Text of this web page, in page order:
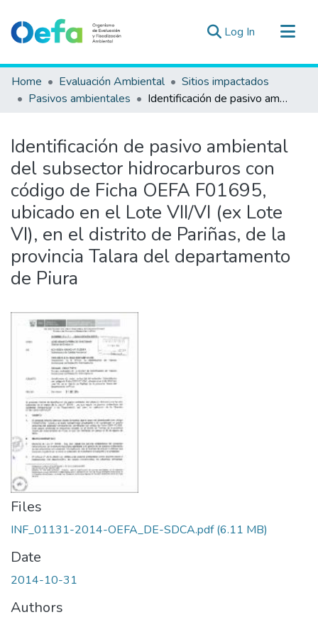
Log In (current)
Communities & Collections
All of DSpace
Estad. Externas
Guias ▾
Home Evaluación Ambiental
Sitios impactados
Pasivos ambientales
Identificación de pasivo ambiental del subsector hidrocarburos con código de Ficha OEFA F01695, ubicado en el Lote VII/VI (ex Lote VI), en el distrito de Pariñas, de la provincia Talara del departamento de Piura
Identificación de pasivo ambiental
del subsector hidrocarburos con
código de Ficha OEFA F01695,
ubicado en el Lote VII/VI (ex Lote
VI), en el distrito de Pariñas, de la
provincia Talara del departamento
de Piura
Files
INF_01131-2014-OEFA_DE-SDCA.pdf(6.11 MB)
Date
2014-10-31
Authors